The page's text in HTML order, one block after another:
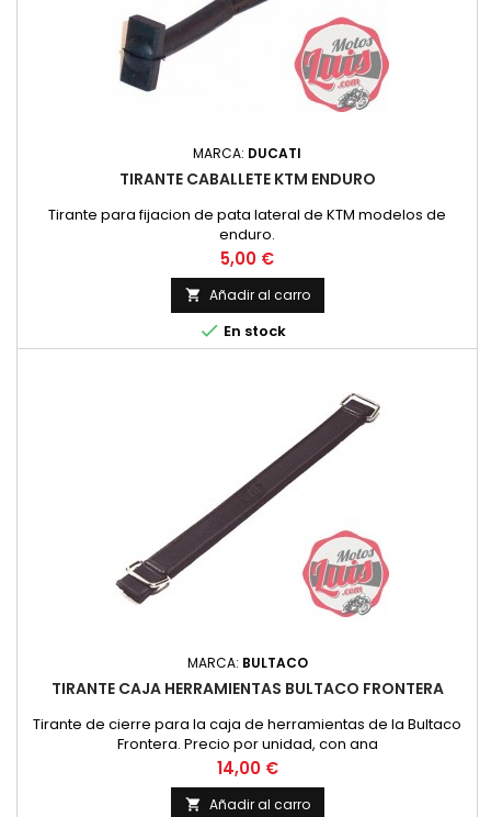
MARCA: DUCATI
TIRANTE CABALLETE KTM ENDURO
Tirante para fijacion de pata lateral de KTM modelos de
enduro.
Precio
5,00 €
 Añadir al carro
 En stock
MARCA: BULTACO
TIRANTE CAJA HERRAMIENTAS BULTACO FRONTERA
Tirante de cierre para la caja de herramientas de la Bultaco
Frontera. Precio por unidad, con ana
Precio
14,00 €
 Añadir al carro